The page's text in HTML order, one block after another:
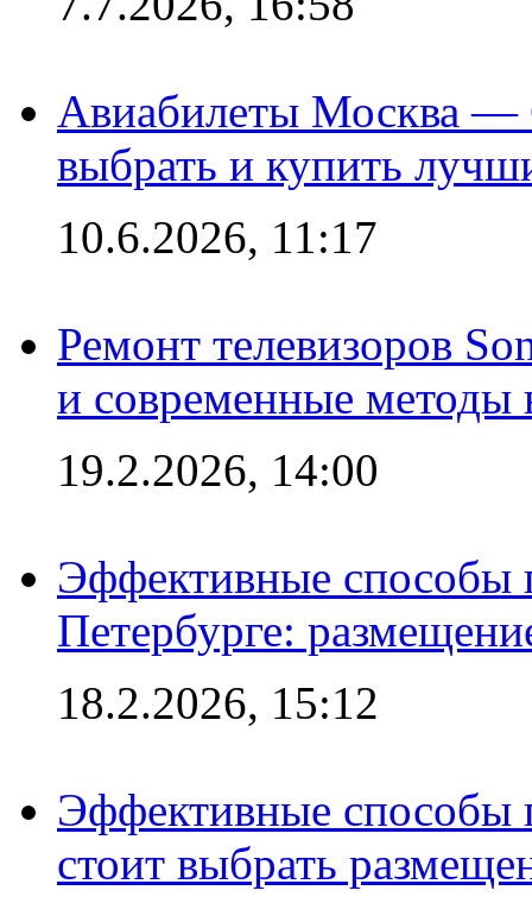
Авиабилеты Москва —
выбрать и купить
10.6.2026, 11:17
Ремонт телевизоров
и современные методы
19.2.2026, 14:00
Эффективные способы
Петербурге:
18.2.2026, 15:12
Эффективные способы
стоит выбрать